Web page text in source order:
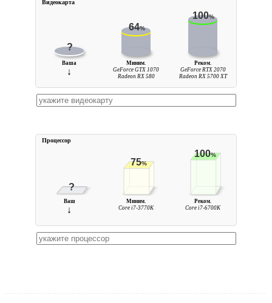
?
64%
100%
Ваша
↓
Миним.
GeForce GTX 1070
Radeon RX 580
Реком.
GeForce RTX 2070
Radeon RX 5700 XT
Видеокарта
?
75%
100%
Ваш
↓
Миним.
Core i7-3770K
Реком.
Core i7-6700K
Процессор